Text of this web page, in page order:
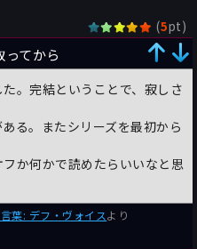
(5pt)
てから
。完結ということで、寂しさ
る。またシリーズを最初から
か何かで読めたらいいなと思
葉: デフ・ヴォイスより